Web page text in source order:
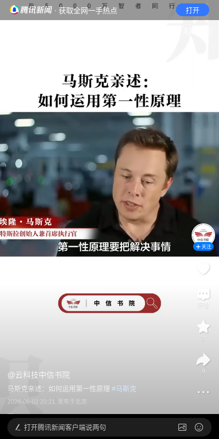
· 获取全网一手热点 打开
@云科技中信书院
马斯克亲述：如何运用第一性原理 #马斯克
2026-06-02 20:21 发布于北京
关注
评论
3
9
打开腾讯新闻客户端说两句